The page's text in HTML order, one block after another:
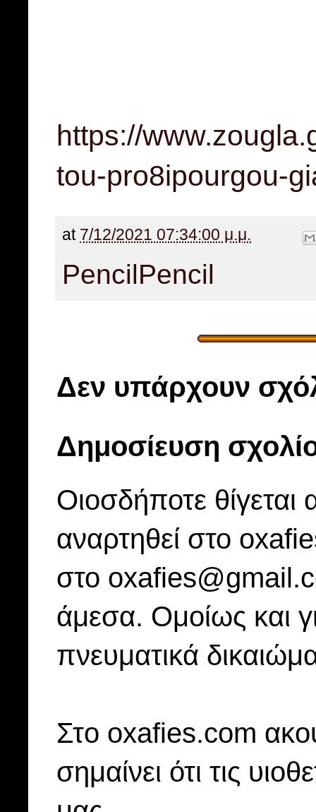
https://
tou-pro8ipourgou-
at 7/12/2021 07:34:00 μ.μ.
PencilPencil
Δεν υπάρχουν
Δημοσίευση
Οιοσδήποτε
αναρτηθεί στο
στο
άμεσα. Ομοίως και
πνευματικά
Στo oxafies.com
σημαίνει ότι τις